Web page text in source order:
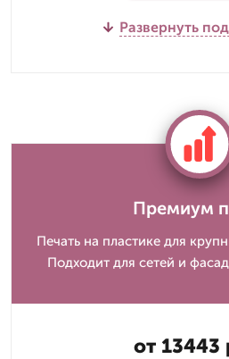
Развернуть
Премиум
Печать на пластике для
Подходит для сетей и
от 13443